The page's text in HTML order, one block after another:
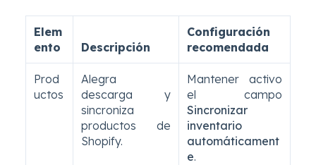
Elem
ento
Descripción
Configuración
recomendada
Prod
uctos
Alegra
descarga y
sincroniza
productos de
Shopify.
Mantener activo
el campo
Sincronizar
inventario
automáticament
e.